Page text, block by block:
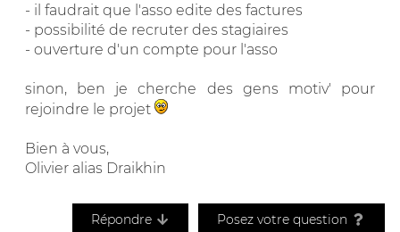
- il faudrait que l'asso edite des factures
- possibilité de recruter des stagiaires
- ouverture d'un compte pour l'asso
sinon, ben je cherche des gens motiv' pour
rejoindre le projet
Bien à vous,
Olivier alias Draikhin
Répondre Posez votre question